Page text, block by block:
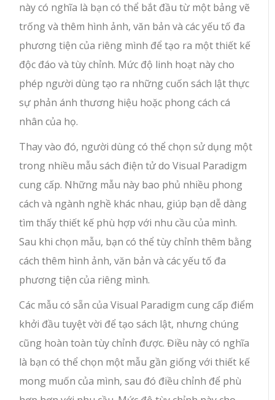
này có nghĩa là bạn có thể bắt đầu từ một bảng vẽ
trống và thêm hình ảnh, văn bản và các yếu tố đa
phương tiện của riêng mình để tạo ra một thiết kế
độc đáo và tùy chỉnh. Mức độ linh hoạt này cho
phép người dùng tạo ra những cuốn sách lật thực
sự phản ánh thương hiệu hoặc phong cách cá
nhân của họ.
Thay vào đó, người dùng có thể chọn sử dụng một
trong nhiều mẫu sách điện tử do Visual Paradigm
cung cấp. Những mẫu này bao phủ nhiều phong
cách và ngành nghề khác nhau, giúp bạn dễ dàng
tìm thấy thiết kế phù hợp với nhu cầu của mình.
Sau khi chọn mẫu, bạn có thể tùy chỉnh thêm bằng
cách thêm hình ảnh, văn bản và các yếu tố đa
phương tiện của riêng mình.
Các mẫu có sẵn của Visual Paradigm cung cấp điểm
khởi đầu tuyệt vời để tạo sách lật, nhưng chúng
cũng hoàn toàn tùy chỉnh được. Điều này có nghĩa
là bạn có thể chọn một mẫu gần giống với thiết kế
mong muốn của mình, sau đó điều chỉnh để phù